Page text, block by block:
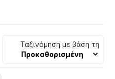
Ταξινόμηση με βάση τη